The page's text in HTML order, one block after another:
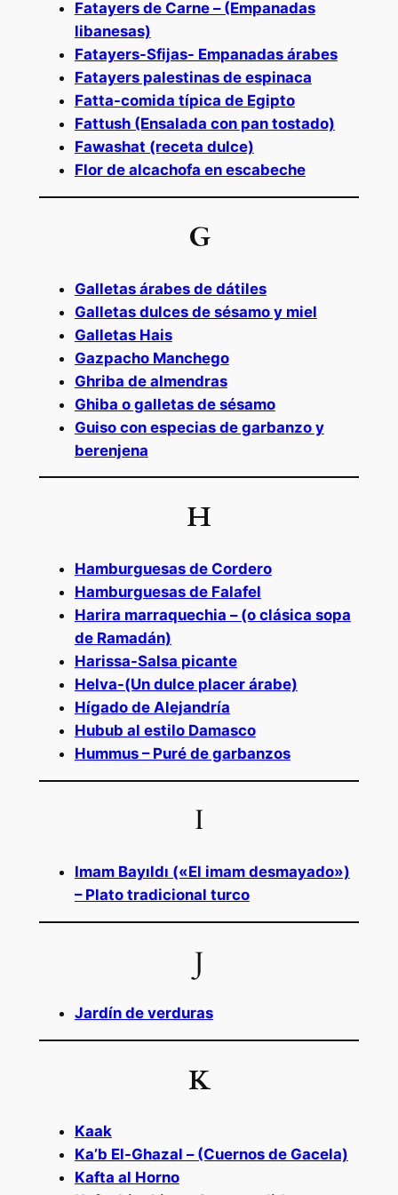
Fatayers de Carne – (Empanadas
libanesas)
Fatayers-Sfijas- Empanadas árabes
Fatayers palestinas de espinaca
Fatta-comida típica de Egipto
Fattush (Ensalada con pan tostado)
Fawashat (receta dulce)
Flor de alcachofa en escabeche
G
Galletas árabes de dátiles
Galletas dulces de sésamo y miel
Galletas Hais
Gazpacho Manchego
Ghriba de almendras
Ghiba o galletas de sésamo
Guiso con especias de garbanzo y
berenjena
H
Hamburguesas de Cordero
Hamburguesas de Falafel
Harira marraquechia – (o clásica sopa
de Ramadán)
Harissa-Salsa picante
Helva-(Un dulce placer árabe)
Hígado de Alejandría
Hubub al estilo Damasco
Hummus – Puré de garbanzos
I
Imam Bayıldı («El imam desmayado»)
– Plato tradicional turco
J
Jardín de verduras
K
Kaak
Ka’b El-Ghazal – (Cuernos de Gacela)
Kafta al Horno